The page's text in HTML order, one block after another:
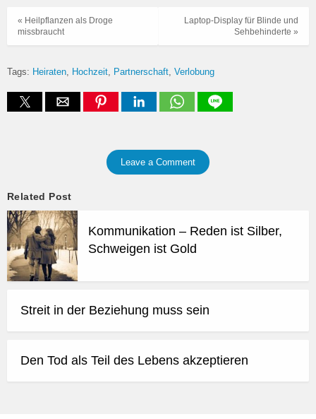
Laptop-Display für Blinde und
Sehbehinderte »
« Heilpflanzen als Droge
missbraucht
Tags: Heiraten Hochzeit Partnerschaft Verlobung
Leave a Comment
Related Post
Kommunikation – Reden ist Silber,
Schweigen ist Gold
Streit in der Beziehung muss sein
Den Tod als Teil des Lebens akzeptieren